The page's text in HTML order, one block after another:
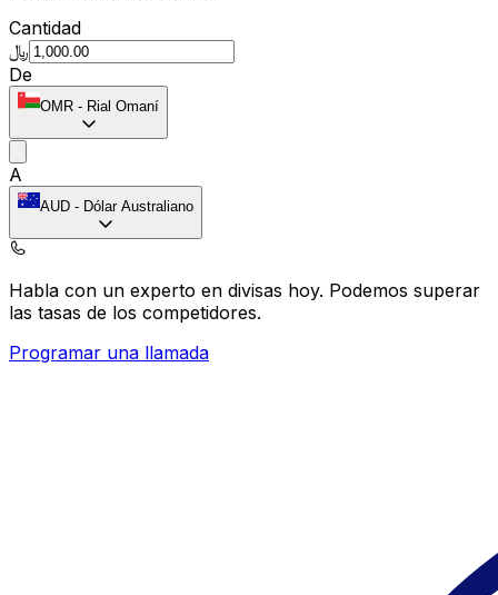
Cantidad
﷼
De
OMR - Rial Omaní
A
AUD - Dólar Australiano
Habla con un experto en divisas hoy. Podemos superar
las tasas de los competidores.
Programar una llamada